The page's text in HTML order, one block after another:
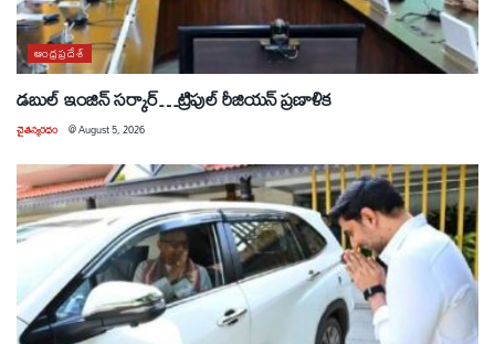
ఆంధ్రప్రదేశ్
డబుల్ ఇంజిన్ సర్కార్…ట్రిపుల్ రీజియన్ ప్రణాళిక
చైతన్యరధం @August 5, 2026